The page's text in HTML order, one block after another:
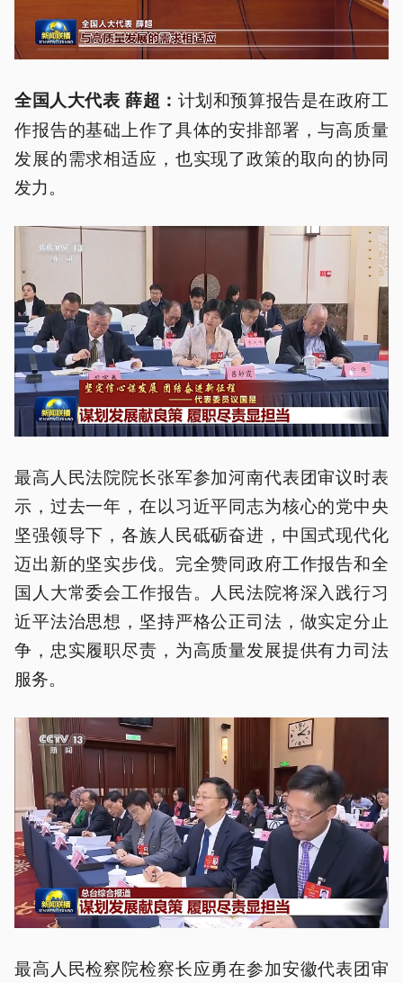
全国人大代表 薛超： 计划和预算报告是在政府工
作报告的基础上作了具体的安排部署，与高质量
发展的需求相适应，也实现了政策的取向的协同
发力。
最高人民法院院长张军参加河南代表团审议时表
示，过去一年，在以习近平同志为核心的党中央
坚强领导下，各族人民砥砺奋进，中国式现代化
迈出新的坚实步伐。完全赞同政府工作报告和全
国人大常委会工作报告。人民法院将深入践行习
近平法治思想，坚持严格公正司法，做实定分止
争，忠实履职尽责，为高质量发展提供有力司法
服务。
最高人民检察院检察长应勇在参加安徽代表团审